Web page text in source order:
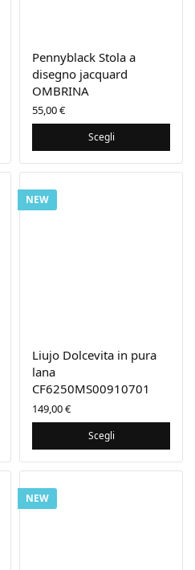
Pennyblack Stola a
disegno jacquard
OMBRINA
55,00€
Scegli
NEW
Liujo Dolcevita in pura
lana
CF6250MS00910701
149,00€
Scegli
NEW